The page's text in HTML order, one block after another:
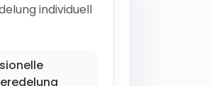
individuell